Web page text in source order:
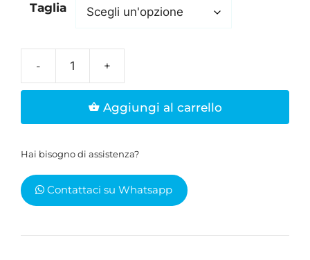
Taglia
unisex
Iryde
modello
quantità
Aggiungi al carrello
Hai bisogno di assistenza?
Contattaci su Whatsapp